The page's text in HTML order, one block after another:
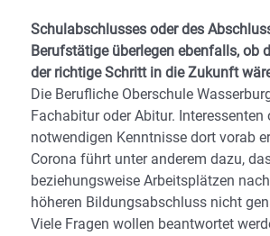
Schulabschlusses oder des
Berufstätige überlegen ebenfalls, ob
der richtige Schritt in die Zukunft
Die Berufliche Oberschule
Fachabitur oder Abitur.
notwendigen Kenntnisse dort vorab
Corona führt unter anderem dazu,
beziehungsweise Arbeitsplätzen
höheren Bildungsabschluss nicht
Viele Fragen wollen beantwortet